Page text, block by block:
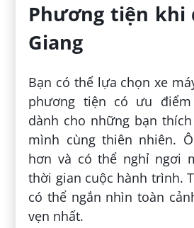
Phương tiện khi
Giang
Bạn có thể lựa chọn xe
phương tiện có ưu
dành cho những bạn
mình cùng thiên nhiên.
hơn và có thể nghỉ ngơi
thời gian cuộc hành trình.
có thể ngắn nhìn toàn
vẹn nhất.